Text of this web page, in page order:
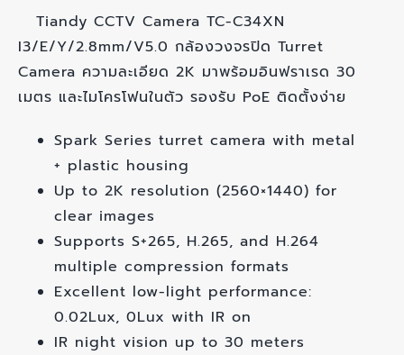
Tiandy CCTV Camera TC-C34XN
I3/E/Y/2.8mm/V5.0 กล้องวงจรปิด Turret
Camera ความละเอียด 2K มาพร้อมอินฟราเรด 30
เมตร และไมโครโฟนในตัว รองรับ PoE ติดตั้งง่าย
Spark Series turret camera with metal
+ plastic housing
Up to 2K resolution (2560×1440) for
clear images
Supports S+265, H.265, and H.264
multiple compression formats
Excellent low-light performance:
0.02Lux, 0Lux with IR on
IR night vision up to 30 meters